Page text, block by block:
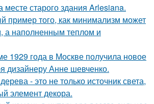
месте старого здания Arlesiana.
пример того, как минимализм может
а наполненным теплом и
1929 года в Москве получила новое
дизайнеру Анне шевченко.
- это не только источник света,
элемент декора.